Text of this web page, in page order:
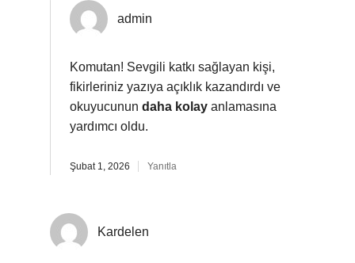
admin
Komutan! Sevgili katkı sağlayan kişi,
fikirleriniz yazıya açıklık kazandırdı ve
okuyucunun daha kolay anlamasına
yardımcı oldu.
Şubat 1, 2026 Yanıtla
Kardelen